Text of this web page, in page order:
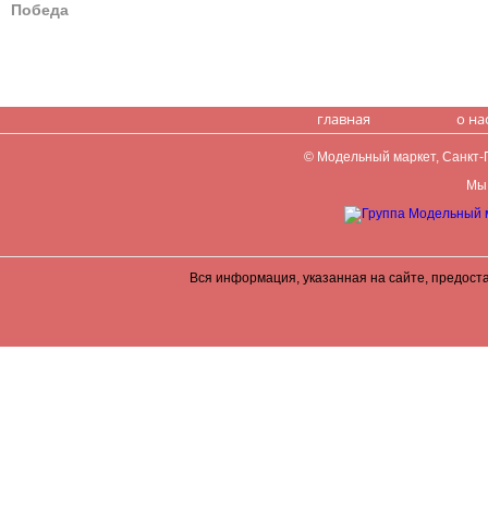
Победа
главная о
© Модельный маркет, Санкт-
Мы
Вся информация, указанная на сайте,